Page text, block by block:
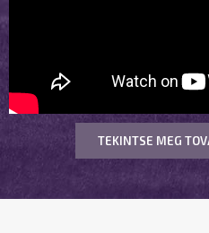
TEKINTSE MEG